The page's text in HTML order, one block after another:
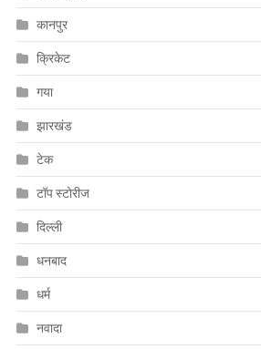
कानपुर
क्रिकेट
गया
झारखंड
टेक
टॉप स्टोरीज
दिल्ली
धनबाद
धर्म
नवादा